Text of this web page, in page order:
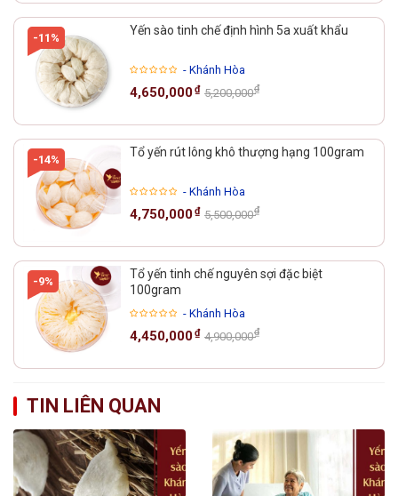
-11%
Yến sào tinh chế định hình 5a xuất khẩu
- Khánh Hòa
4,650,000₫ 5,200,000₫
-14%
Tổ yến rút lông khô thượng hạng 100gram
- Khánh Hòa
4,750,000₫ 5,500,000₫
-9%
Tổ yến tinh chế nguyên sợi đặc biệt
100gram
- Khánh Hòa
4,450,000₫ 4,900,000₫
TIN LIÊN QUAN